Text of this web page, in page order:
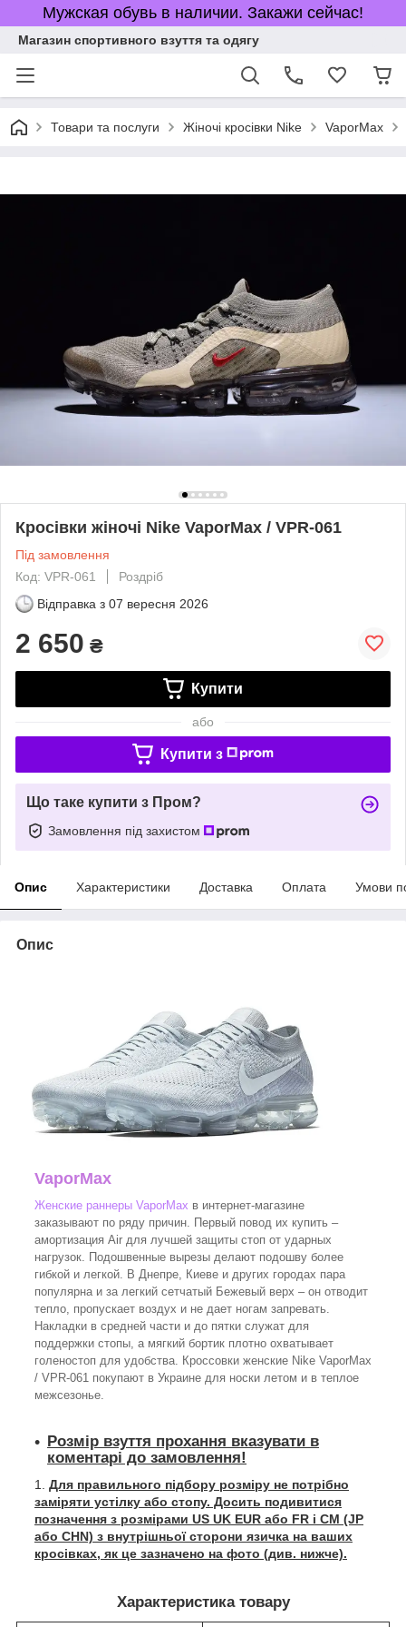
Мужская обувь в наличии. Закажи сейчас!
Магазин спортивного взуття та одягу
Товари та послуги Жіночі кросівки Nike VaporMax
Кросівки жіночі Nike VaporMax / VPR-061
Під замовлення
Код: VPR-061
Роздріб
Відправка з 07 вересня 2026
2 650 ₴
Купити
або
Купити з
Що таке купити з Пром?
Замовлення під захистом
Опис Характеристики Доставка Оплата Умови
Опис
VaporMax
Женские раннеры VaporMax в интернет-магазине
заказывают по ряду причин. Первый повод их купить –
амортизация Air для лучшей защиты стоп от ударных
нагрузок. Подошвенные вырезы делают подошву более
гибкой и легкой. В Днепре, Киеве и других городах пара
популярна и за легкий сетчатый Бежевый верх – он отводит
тепло, пропускает воздух и не дает ногам запревать.
Накладки в средней части и до пятки служат для
поддержки стопы, а мягкий бортик плотно охватывает
голеностоп для удобства. Кроссовки женские Nike VaporMax
/ VPR-061 покупают в Украине для носки летом и в теплое
межсезонье.
Розмір взуття прохання вказувати в
коментарі до замовлення!
Для правильного підбору розміру не потрібно
заміряти устілку або стопу. Досить подивитися
позначення з розмірами US UK EUR або FR і СМ (JP
або CHN) з внутрішньої сторони язичка на ваших
кросівках, як це зазначено на фото (див. нижче).
Характеристика товару